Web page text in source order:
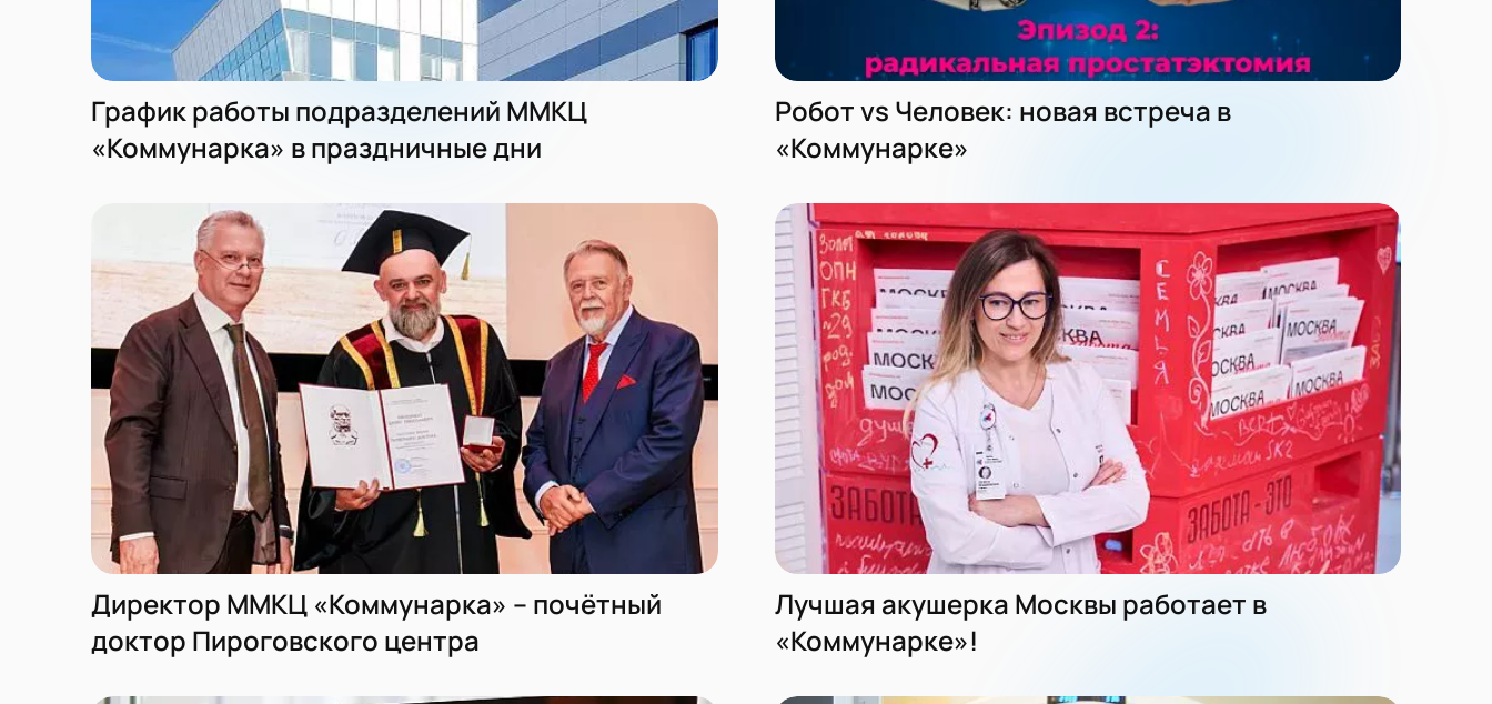
График работы подразделений ММКЦ
«Коммунарка» в праздничные дни
Робот vs Человек: новая встреча в
«Коммунарке»
Директор ММКЦ «Коммунарка» – почётный
доктор Пироговского центра
Лучшая акушерка Москвы работает в
«Коммунарке»!